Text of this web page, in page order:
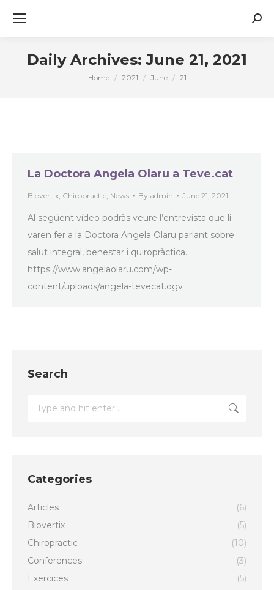
Daily Archives:June 21, 2021
You are here:
Home 2021 June 21
La Doctora Angela Olaru a Teve.cat
Biovertix, Chiropractic, News By admin June 21, 2021
Al següent vídeo podràs veure l’entrevista que li
varen fer a la Doctora Angela Olaru parlant sobre
salut integral, benestar i quiropràctica.
https://www.angelaolaru.com/wp-
content/uploads/angela-tevecat.ogv
Search
Search:
Categories
Articles
(6)
Biovertix
(5)
Chiropractic
(10)
Conferences
(3)
Exercices
(5)